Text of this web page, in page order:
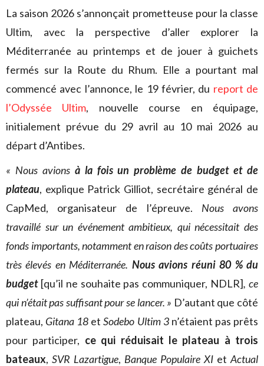
La saison 2026 s’annonçait prometteuse pour la classe
Ultim, avec la perspective d’aller explorer la
Méditerranée au printemps et de jouer à guichets
fermés sur la Route du Rhum. Elle a pourtant mal
commencé avec l’annonce, le 19 février, du report de
l’Odyssée Ultim, nouvelle course en équipage,
initialement prévue du 29 avril au 10 mai 2026 au
départ d’Antibes.
« Nous avions à la fois un problème de budget et de
plateau, explique Patrick Gilliot, secrétaire général de
CapMed, organisateur de l’épreuve. Nous avons
travaillé sur un événement ambitieux, qui nécessitait des
fonds importants, notamment en raison des coûts portuaires
très élevés en Méditerranée. Nous avions réuni 80 % du
budget [qu’il ne souhaite pas communiquer, NDLR], ce
qui n’était pas suffisant pour se lancer. » D’autant que côté
plateau, Gitana 18 etSodebo Ultim 3n’étaient pas prêts
pour participer, ce qui réduisait le plateau à trois
bateaux, SVR Lazartigue, Banque Populaire XI et Actual